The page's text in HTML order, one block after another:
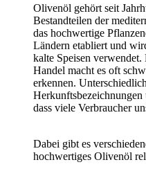
Olivenöl gehört seit
Bestandteilen der
das hochwertige
Ländern etabliert und
kalte Speisen
Handel macht es oft
erkennen.
Herkunftsbezeichnungen
dass viele Verbraucher
Dabei gibt es
hochwertiges Olivenöl